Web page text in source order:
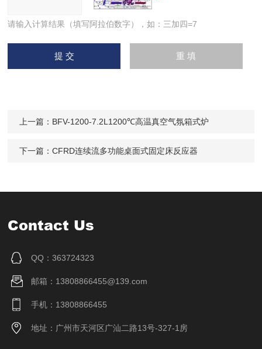
请输入计算结果（填写阿拉伯数字），如：三加四=7
上一篇： BFV-1200-7.2L1200℃高温真空气氛箱式炉
下一篇：CFRD连续流多功能桌面式固定床反应器
Contact Us
QQ：363724323
邮箱：13808866455@139.com
手机：13808866455
地址：广州市天河区广汕二路13号-327-1房